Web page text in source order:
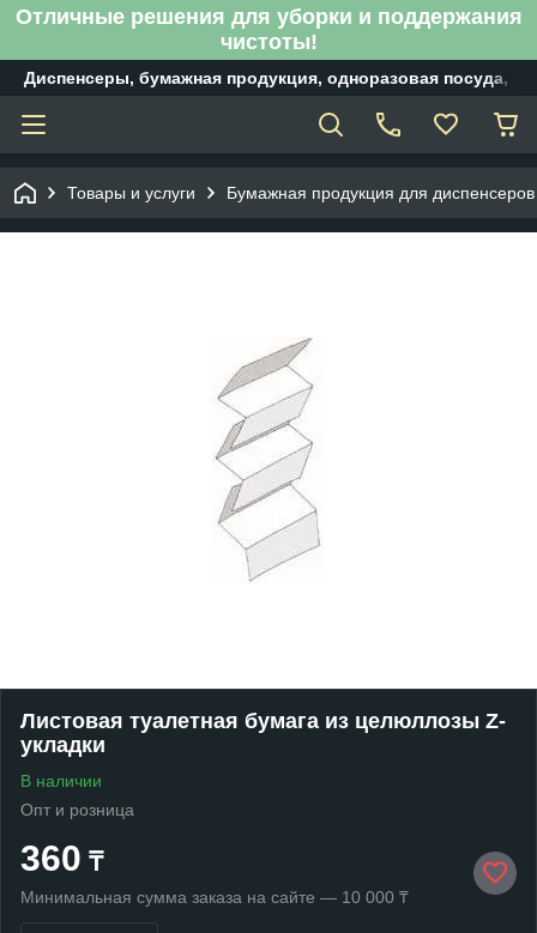
Отличные решения для уборки и поддержания
чистоты!
Диспенсеры, бумажная продукция, одноразовая посуда,
Товары и услуги Бумажная продукция для диспенсеров
Листовая туалетная бумага из целюллозы Z-
укладки
В наличии
Опт и розница
360 ₸
Минимальная сумма заказа на сайте — 10 000 ₸